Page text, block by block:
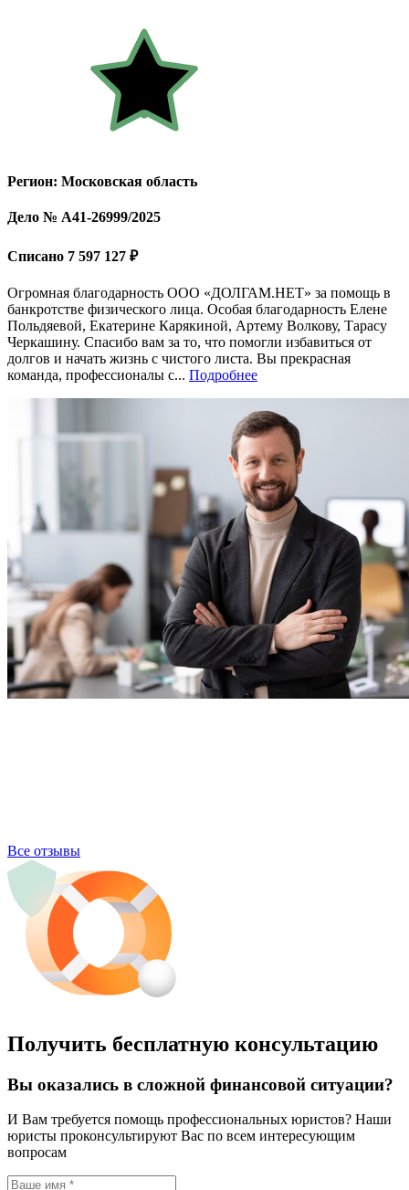
Регион: Московская область
Дело № А41-26999/2025
Списано 7 597 127 ₽
Огромная благодарность ООО «ДОЛГАМ.НЕТ» за помощь в
банкротстве физического лица. Особая благодарность Елене
Польдяевой, Екатерине Карякиной, Артему Волкову, Тарасу
Черкашину. Спасибо вам за то, что помогли избавиться от
долгов и начать жизнь с чистого листа. Вы прекрасная
команда, профессионалы с... Подробнее
Все отзывы
Получить бесплатную консультацию
Вы оказались в сложной финансовой ситуации?
И Вам требуется помощь профессиональных юристов? Наши
юристы проконсультируют Вас по всем интересующим
вопросам